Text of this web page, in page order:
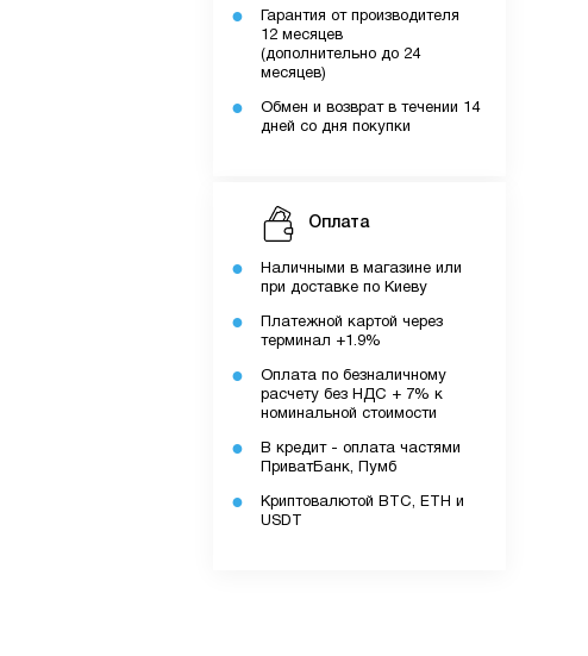
Гарантия от производителя
12 месяцев
(дополнительно до 24
месяцев)
Обмен и возврат в течении 14
дней со дня покупки
Оплата
Наличными в магазине или
при доставке по Киеву
Платежной картой через
терминал +1.9%
Оплата по безналичному
расчету без НДС + 7% к
номинальной стоимости
В кредит - оплата частями
ПриватБанк, Пумб
Криптовалютой BTC, ETH и
USDT